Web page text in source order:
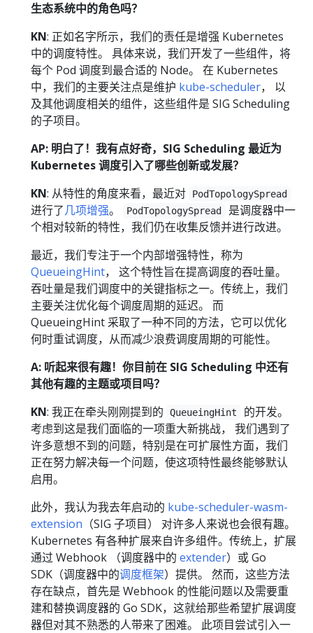
生态系统中的角色吗？
KN: 正如名字所示，我们的责任是增强 Kubernetes
中的调度特性。 具体来说，我们开发了一些组件，将
每个 Pod 调度到最合适的 Node。 在 Kubernetes
中，我们的主要关注点是维护 kube-scheduler， 以
及其他调度相关的组件，这些组件是 SIG Scheduling
的子项目。
AP: 明白了！我有点好奇，SIG Scheduling 最近为
Kubernetes 调度引入了哪些创新或发展？
KN: 从特性的角度来看，最近对 PodTopologySpread
进行了几项增强。 PodTopologySpread
是调度器中一
个相对较新的特性，我们仍在收集反馈并进行改进。
最近，我们专注于一个内部增强特性，称为
QueueingHint， 这个特性旨在提高调度的吞吐量。
吞吐量是我们调度中的关键指标之一。传统上，我们
主要关注优化每个调度周期的延迟。 而
QueueingHint 采取了一种不同的方法，它可以优化
何时重试调度，从而减少浪费调度周期的可能性。
A: 听起来很有趣！你目前在 SIG Scheduling 中还有
其他有趣的主题或项目吗？
KN: 我正在牵头刚刚提到的 QueueingHint
的开发。
考虑到这是我们面临的一项重大新挑战， 我们遇到了
许多意想不到的问题，特别是在可扩展性方面，我们
正在努力解决每一个问题，使这项特性最终能够默认
启用。
此外，我认为我去年启动的 kube-scheduler-wasm-
extension （SIG 子项目） 对许多人来说也会很有趣。
Kubernetes 有各种扩展来自许多组件。传统上，扩展
通过 Webhook （调度器中的 extender）或 Go
SDK（调度器中的调度框架）提供。 然而，这些方法
存在缺点，首先是 Webhook 的性能问题以及需要重
建和替换调度器的 Go SDK，这就给那些希望扩展调度
器但对其不熟悉的人带来了困难。 此项目尝试引入一